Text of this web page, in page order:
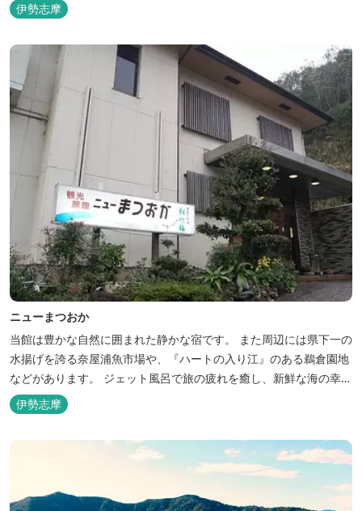
大級の庭園露天風呂です。
伊勢志摩
ニューまつおか
当館は豊かな自然に囲まれた静かな宿です。 また周辺には県下一の
水揚げを誇る奈屋浦魚市場や、『ハートの入り江』のある鵜倉園地
などがあります。 ジェット風呂で旅の疲れを癒し、新鮮な海の幸を
どうぞお楽しみください。 ゆったりと・・のんびりと・・くつろぎ
の時間がここにあります。
伊勢志摩